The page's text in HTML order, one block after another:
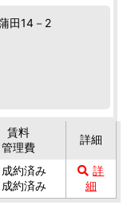
田14－2
賃料
管理費
詳細
成約済み
成約済み
詳
細